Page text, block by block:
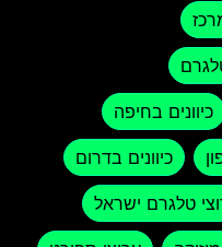
כיוונים בחיפה
כיוונים בדרום
טלגרם ישראל